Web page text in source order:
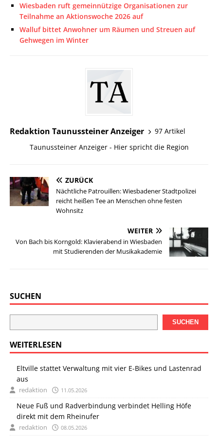
Wiesbaden ruft gemeinnützige Organisationen zur
Teilnahme an Aktionswoche 2026 auf
Walluf bittet Anwohner um Räumen und Streuen auf
Gehwegen im Winter
Redaktion Taunussteiner Anzeiger
97 Artikel
Taunussteiner Anzeiger - Hier spricht die Region
ZURÜCK
Nächtliche Patrouillen: Wiesbadener Stadtpolizei
reicht heißen Tee an Menschen ohne festen
Wohnsitz
WEITER
Von Bach bis Korngold: Klavierabend in Wiesbaden
mit Studierenden der Musikakademie
SUCHEN
SUCHEN
WEITERLESEN
Eltville stattet Verwaltung mit vier E-Bikes und Lastenrad
aus
redaktion 11.05.2026
Neue Fuß und Radverbindung verbindet Helling Höfe
direkt mit dem Rheinufer
redaktion 08.05.2026